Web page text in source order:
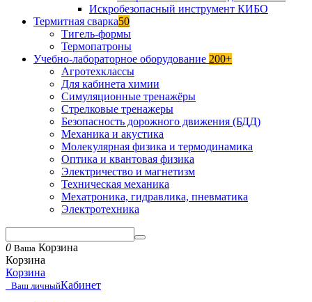
Искробезопасный инструмент КИБО
Термитная сварка50
Тигель-формы
Термопатроны
Учебно-лабораторное оборудование 200+
Агротехклассы
Для кабинета химии
Симуляционные тренажёры
Стрелковые тренажеры
Безопасность дорожного движения (БДД)
Механика и акустика
Молекулярная физика и термодинамика
Оптика и квантовая физика
Электричество и магнетизм
Техническая механика
Мехатроника, гидравлика, пневматика
Электротехника
0 Ваша Корзина
Корзина
Корзина
Ваш личныйКабинет